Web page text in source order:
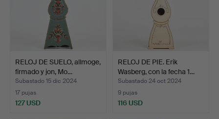
RELOJ DE SUELO, allmoge,
firmado y jon, Mo…
Subastado 15 dic 2024
17 pujas
127 USD
RELOJ DE PIE. Erik
Wasberg, con la fecha 1…
Subastado 24 oct 2024
9 pujas
116 USD